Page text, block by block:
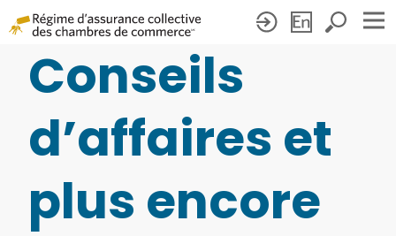
Blogues
Conseils
d’affaires et
plus encore